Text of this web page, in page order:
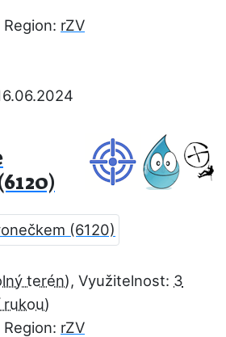
Region: rZV
, Využitelnost: 3
Region: rZV